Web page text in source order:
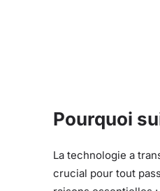
Pourquoi
La technologie a
crucial pour tout